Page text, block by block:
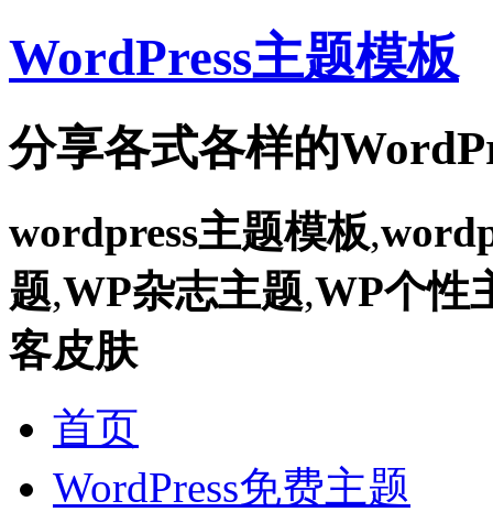
WordPress主题模板
分享各式各样的
wordpress主题模板,
题,WP杂志主题,WP个性
客皮肤
首页
WordPress免费主题